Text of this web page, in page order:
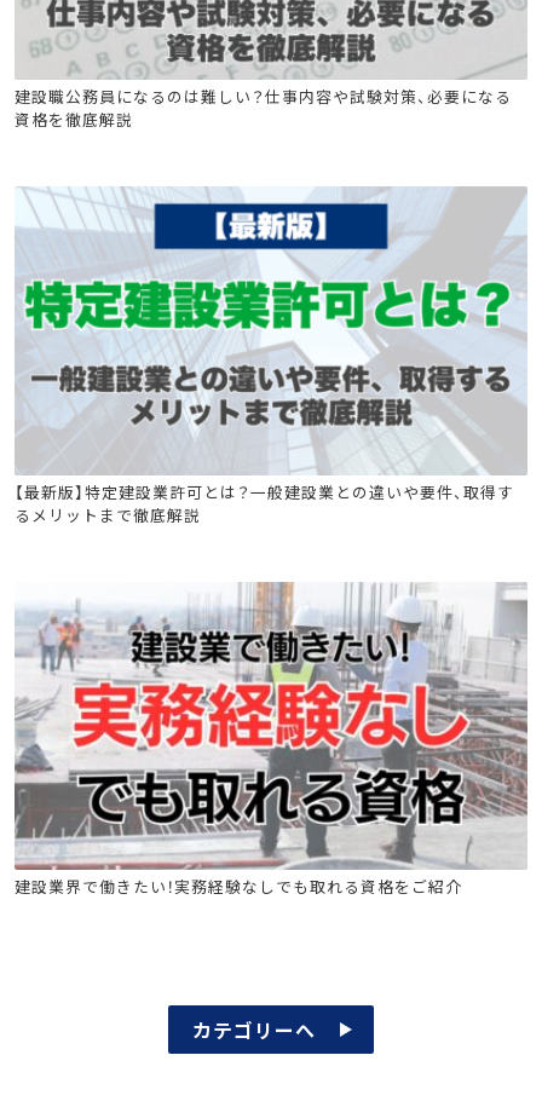
建築施工管理技士 土木施工管理技士 電気工事施工管理技士
消防設備士 コンクリ
建設職公務員になるのは難しい？仕事内容や試験対策、必要になる
資格を徹底解説
造園施工管理技士 建築施工管理技士 土木施工管理技士
電気工事施工管理技士 管工事施工管理技士
【最新版】特定建設業許可とは？一般建設業との違いや要件、取得す
るメリットまで徹底解説
建築施工管理技士 土木施工管理技士 電気工事施工管理技士
建設業界で働きたい！実務経験なしでも取れる資格をご紹介
カテゴリーへ